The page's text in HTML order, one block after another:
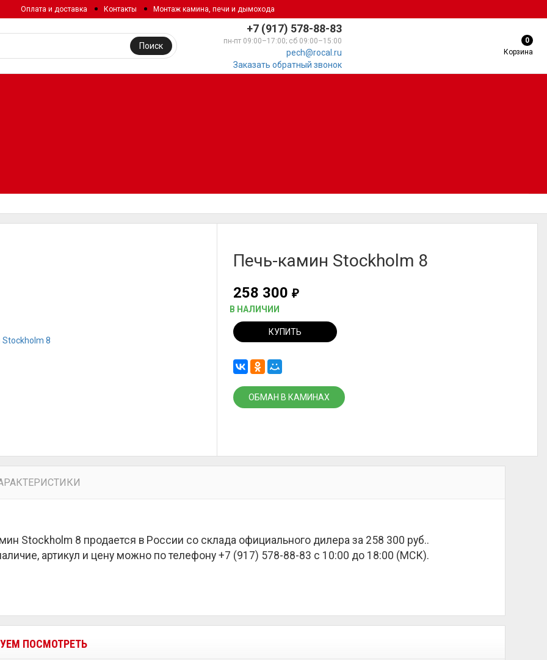
Оплата и доставка Контакты Монтаж камина, печи и дымохода
+7 (917) 578-88-83
пн-пт 09:00–17:00; сб 09:00–15:00
pech@rocal.ru
Заказать обратный звонок
Поиск
0
Корзина
Печь-камин Stockholm 8
258 300₽
В НАЛИЧИИ
КУПИТЬ
ОБМАН В КАМИНАХ
Stockholm 8 продается в России со склада официального дилера за 258 300 руб..
артикул и цену можно по телефону +7 (917) 578-88-83 с 10:00 до 18:00 (МСК).
ПОСМОТРЕТЬ